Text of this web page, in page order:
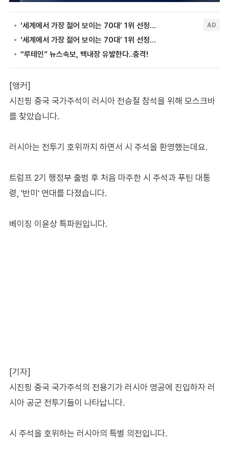
[앵커]
시진핑 중국 국가주석이 러시아 전승절 참석을 위해 모스크바
를 찾았습니다.
러시아는 전투기 호위까지 하면서 시 주석을 환영했는데요.
트럼프 2기 행정부 출범 후 처음 마주한 시 주석과 푸틴 대통
령, '반미' 연대를 다졌습니다.
베이징 이윤상 특파원입니다.
[기자]
시진핑 중국 국가주석의 전용기가 러시아 영공에 진입하자 러
시아 공군 전투기들이 나타납니다.
시 주석을 호위하는 러시아의 특별 의전입니다.